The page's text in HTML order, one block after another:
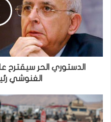
الدستوري الحر
الغنوشي